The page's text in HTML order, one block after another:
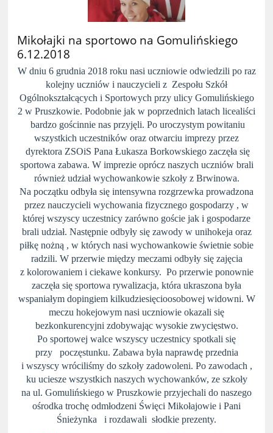
Mikołajki na sportowo na Gomulińskiego
6.12.2018
W dniu 6 grudnia 2018 roku nasi uczniowie odwiedzili po raz
kolejny uczniów i nauczycieli z Zespołu Szkół
Ogólnokształcących i Sportowych przy ulicy Gomulińskiego
2 w Pruszkowie. Podobnie jak w poprzednich latach licealiści
bardzo gościnnie nas przyjęli. Po uroczystym powitaniu
wszystkich uczestników oraz otwarciu imprezy przez
dyrektora ZSOiS Pana Łukasza Borkowskiego zaczęła się
sportowa zabawa. W imprezie oprócz naszych uczniów brali
również udział wychowankowie szkoły z Brwinowa.
Na początku odbyła się intensywna rozgrzewka prowadzona
przez nauczycieli wychowania fizycznego gospodarzy , w
której wszyscy uczestnicy zarówno goście jak i gospodarze
brali udział. Następnie odbyły się zawody w unihokeja oraz
piłkę nożną , w których nasi wychowankowie świetnie sobie
radzili. W przerwie między meczami odbyły się zajęcia
z kolorowaniem i ciekawe konkursy. Po przerwie ponownie
zaczęła się sportowa rywalizacja, która ukraszona była
wspaniałym dopingiem kilkudziesięcioosobowej widowni. W
meczu hokejowym nasi uczniowie okazali się
bezkonkurencyjni zdobywając wysokie zwycięstwo.
Po sportowej walce wszyscy uczestnicy spotkali się
przy poczęstunku. Zabawa była naprawdę przednia
i wszyscy wróciliśmy do szkoły zadowoleni. Po zawodach ,
ku uciesze wszystkich naszych wychowanków, ze szkoły
na ul. Gomulińskiego w Pruszkowie przyjechali do naszego
ośrodka trochę odmłodzeni Święci Mikołajowie i Pani
Śnieżynka i rozdawali słodkie prezenty.